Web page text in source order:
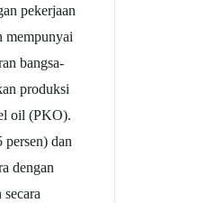
pekerjaan
mempunyai
bangsa-
produksi
oil (PKO).
persen) dan
dengan